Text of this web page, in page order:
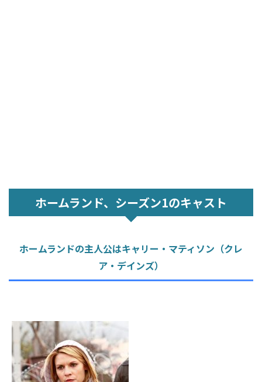
ホームランド、シーズン1のキャスト
ホームランドの主人公はキャリー・マティソン（クレ
ア・デインズ）